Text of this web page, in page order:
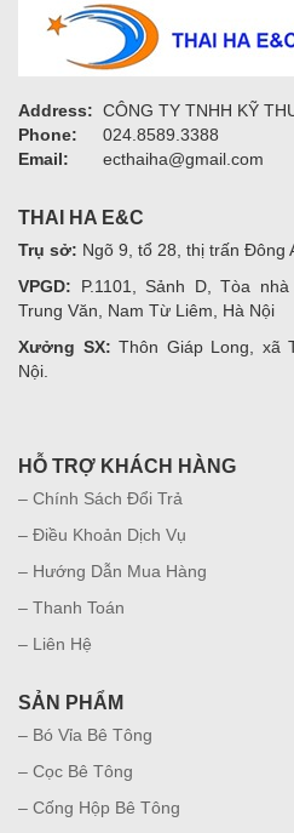
Address: CÔNG TY TNHH KỸ
Phone:
024.8589.3388
Email:
ecthaiha@gmail.com
THAI HA E&C
Trụ sở: Ngõ 9, tổ 28, thị trấn Đông
VPGD: P.1101, Sảnh D, Tòa
Trung Văn, Nam Từ Liêm, Hà Nội
Xưởng SX: Thôn Giáp Long, xã
Nội.
HỖ TRỢ KHÁCH HÀNG
– Chính Sách Đổi Trả
– Điều Khoản Dịch Vụ
– Hướng Dẫn Mua Hàng
– Thanh Toán
– Liên Hệ
SẢN PHẨM
– Bó Vỉa Bê Tông
– Cọc Bê Tông
– Cống Hộp Bê Tông